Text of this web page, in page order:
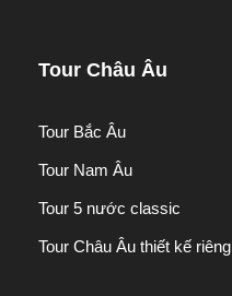
Tour Châu Âu
Tour Bắc Âu
Tour Nam Âu
Tour 5 nước classic
Tour Châu Âu thiết kế riêng